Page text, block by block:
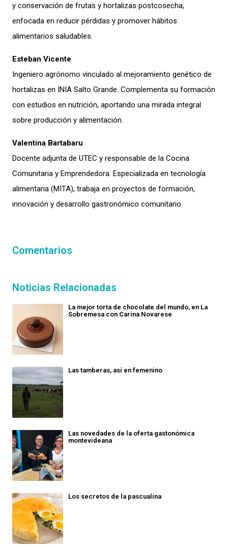
y conservación de frutas y hortalizas postcosecha,
enfocada en reducir pérdidas y promover hábitos
alimentarios saludables.
Esteban Vicente
Ingeniero agrónomo vinculado al mejoramiento genético de
hortalizas en INIA Salto Grande. Complementa su formación
con estudios en nutrición, aportando una mirada integral
sobre producción y alimentación.
Valentina Bartabaru
Docente adjunta de UTEC y responsable de la Cocina
Comunitaria y Emprendedora. Especializada en tecnología
alimentaria (MITA), trabaja en proyectos de formación,
innovación y desarrollo gastronómico comunitario.
Comentarios
Noticias Relacionadas
La mejor torta de chocolate del mundo, en La
Sobremesa con Carina Novarese
Las tamberas, así en femenino
Las novedades de la oferta gastonómica
montevideana
Los secretos de la pascualina